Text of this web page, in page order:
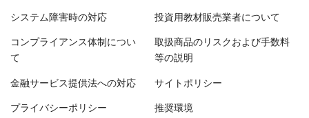
システム障害時の対応 投資用教材販売業者について
コンプライアンス体制につい
て
取扱商品のリスクおよび手数料
等の説明
金融サービス提供法への対応 サイトポリシー
プライバシーポリシー 推奨環境